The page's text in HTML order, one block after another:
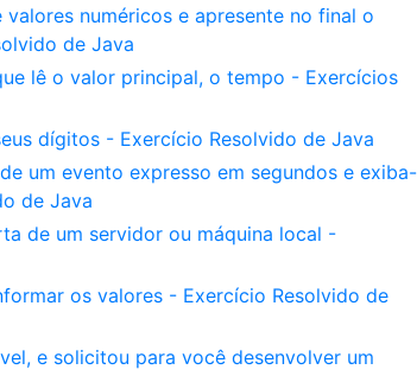
numéricos e apresente no final o
de Java
lê o valor principal, o tempo - Exercícios
dígitos - Exercício Resolvido de Java
um evento expresso em segundos e
de Java
de um servidor ou máquina local -
os valores - Exercício Resolvido de
e solicitou para você desenvolver um